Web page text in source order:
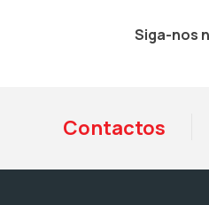
Siga-nos
Contactos